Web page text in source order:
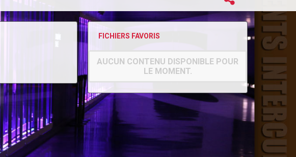
FICHIERS FAVORIS
AUCUN CONTENU DISPONIBLE POUR
LE MOMENT.